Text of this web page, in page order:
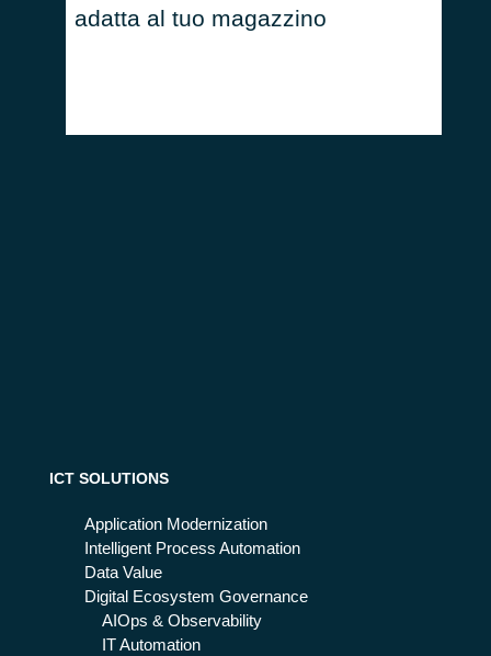
adatta al tuo magazzino
ICT SOLUTIONS
Application Modernization
Intelligent Process Automation
Data Value
Digital Ecosystem Governance
AIOps & Observability
IT Automation